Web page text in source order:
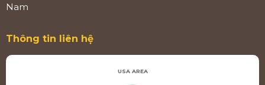
Nam
Thông tin liên hệ
USA AREA